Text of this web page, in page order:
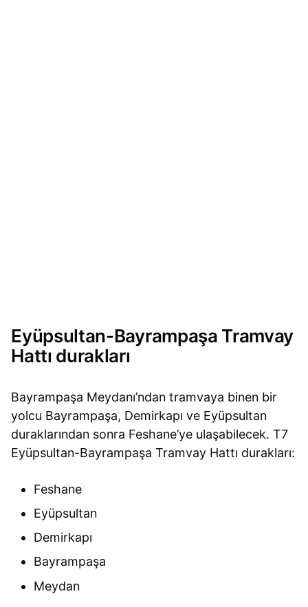
Eyüpsultan-Bayrampaşa Tramvay
Hattı durakları
Bayrampaşa Meydanı’ndan tramvaya binen bir
yolcu Bayrampaşa, Demirkapı ve Eyüpsultan
duraklarından sonra Feshane’ye ulaşabilecek. T7
Eyüpsultan-Bayrampaşa Tramvay Hattı durakları:
Feshane
Eyüpsultan
Demirkapı
Bayrampaşa
Meydan